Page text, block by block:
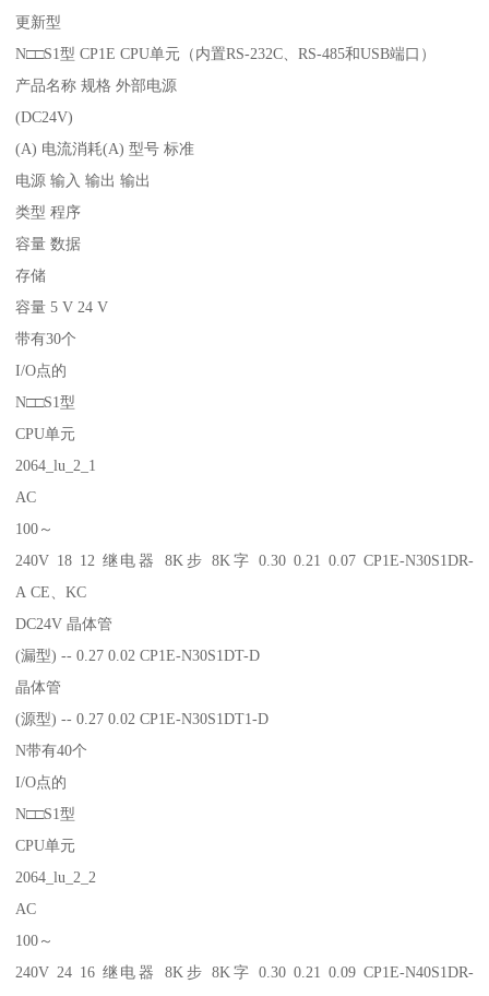
更新型
N□□S1型 CP1E CPU单元（内置RS-232C、RS-485和USB端口）
产品名称 规格 外部电源
(DC24V)
(A) 电流消耗(A) 型号 标准
电源 输入 输出 输出
类型 程序
容量 数据
存储
容量 5 V 24 V
带有30个
I/O点的
N□□S1型
CPU单元
2064_lu_2_1
AC
100～
240V 18 12 继电器 8K步 8K字 0.30 0.21 0.07 CP1E-N30S1DR-
A CE、KC
DC24V 晶体管
(漏型) -- 0.27 0.02 CP1E-N30S1DT-D
晶体管
(源型) -- 0.27 0.02 CP1E-N30S1DT1-D
N带有40个
I/O点的
N□□S1型
CPU单元
2064_lu_2_2
AC
100～
240V 24 16 继电器 8K步 8K字 0.30 0.21 0.09 CP1E-N40S1DR-